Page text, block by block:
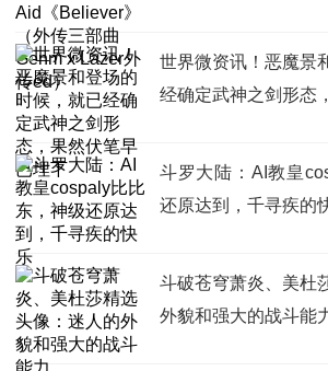
世界微资讯！恶魔景
经确定武神之剑形态
斗罗大陆：AI教皇
还原达到，千寻疾的
斗破苍穹萧炎、美杜
外貌和强大的战斗能